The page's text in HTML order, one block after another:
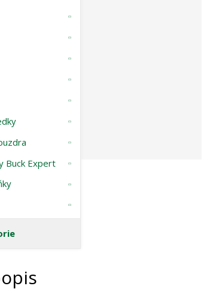
Buck Expert